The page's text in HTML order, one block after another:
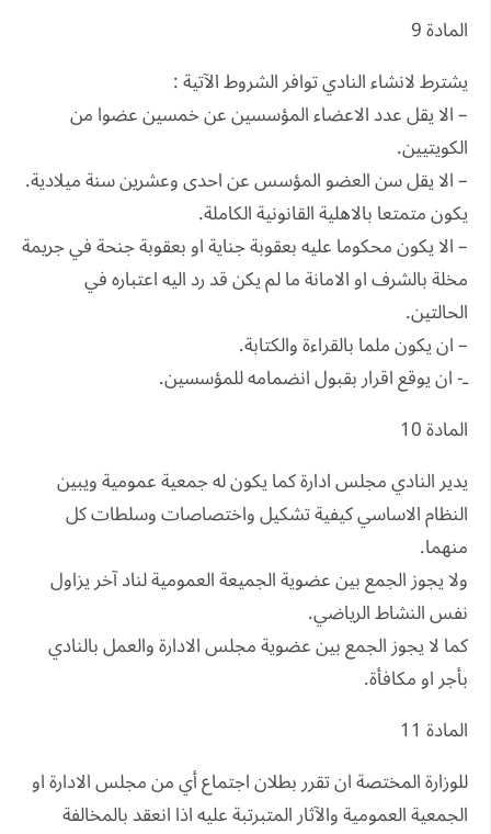
المادة 9
يشترط لانشاء النادي توافر الشروط الآتية :
– الا يقل عدد الاعضاء المؤسسين عن خمسين عضوا من
الكويتيين.
– الا يقل سن العضو المؤسس عن احدى وعشرين سنة ميلادية.
يكون متمتعا بالاهلية القانونية الكاملة.
– الا يكون محكوما عليه بعقوبة جناية او بعقوبة جنحة في جريمة
مخلة بالشرف او الامانة ما لم يكن قد رد اليه اعتباره في
الحالتين.
– ان يكون ملما بالقراءة والكتابة.
ـ- ان يوقع اقرار بقبول انضمامه للمؤسسين.
المادة 10
يدير النادي مجلس ادارة كما يكون له جمعية عمومية ويبين
النظام الاساسي كيفية تشكيل واختصاصات وسلطات كل
منهما.
ولا يجوز الجمع بين عضوية الجميعة العمومية لناد آخر يزاول
نفس النشاط الرياضي.
كما لا يجوز الجمع بين عضوية مجلس الادارة والعمل بالنادي
بأجر او مكافأة.
المادة 11
للوزارة المختصة ان تقرر بطلان اجتماع أي من مجلس الادارة او
الجمعية العمومية والآثار المتبرتبة عليه اذا انعقد بالمخالفة